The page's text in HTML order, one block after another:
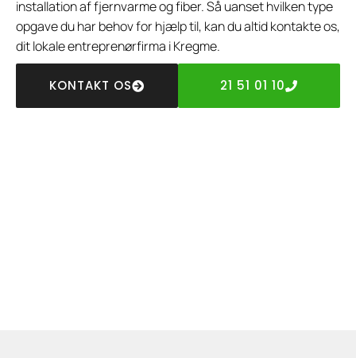
installation af fjernvarme og fiber. Så uanset hvilken type
opgave du har behov for hjælp til, kan du altid kontakte os,
dit lokale entreprenørfirma i Kregme.
KONTAKT OS 21 51 01 10